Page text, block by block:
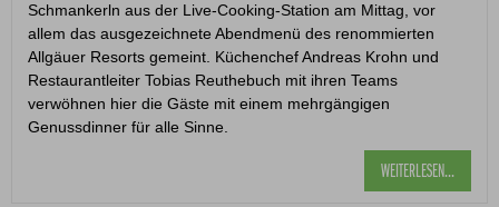
Schmankerln aus der Live-Cooking-Station am Mittag, vor
allem das ausgezeichnete Abendmenü des renommierten
Allgäuer Resorts gemeint. Küchenchef Andreas Krohn und
Restaurantleiter Tobias Reuthebuch mit ihren Teams
verwöhnen hier die Gäste mit einem mehrgängigen
Genussdinner für alle Sinne.
WEITERLESEN...